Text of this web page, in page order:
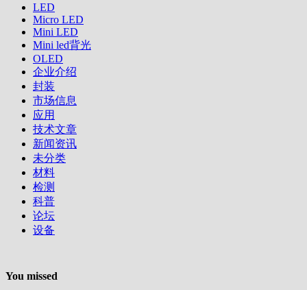
LED
Micro LED
Mini LED
Mini led背光
OLED
企业介绍
封装
市场信息
应用
技术文章
新闻资讯
未分类
材料
检测
科普
论坛
设备
You missed